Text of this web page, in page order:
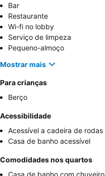
Bar
Restaurante
Wi-fi no lobby
Serviço de limpeza
Pequeno-almoço
Mostrar mais
Para crianças
Berço
Acessibilidade
Acessível a cadeira de rodas
Casa de banho acessível
Comodidades nos quartos